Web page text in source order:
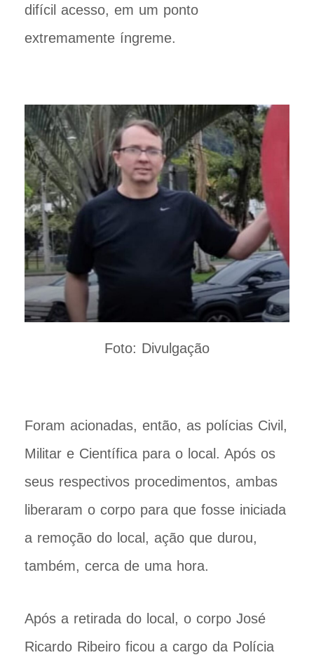
difícil acesso, em um ponto
extremamente íngreme.
Foto: Divulgação
Foram acionadas, então, as polícias Civil,
Militar e Científica para o local. Após os
seus respectivos procedimentos, ambas
liberaram o corpo para que fosse iniciada
a remoção do local, ação que durou,
também, cerca de uma hora.
Após a retirada do local, o corpo José
Ricardo Ribeiro ficou a cargo da Polícia